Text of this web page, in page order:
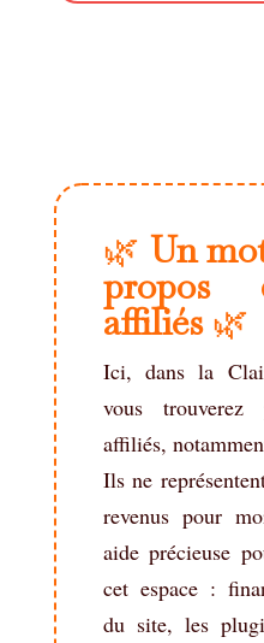
🌿 Un
propos
affiliés🌿
Ici, dans la
vous
affiliés,
Ils ne
revenus pour
aide précieuse
cet espace :
du site, les